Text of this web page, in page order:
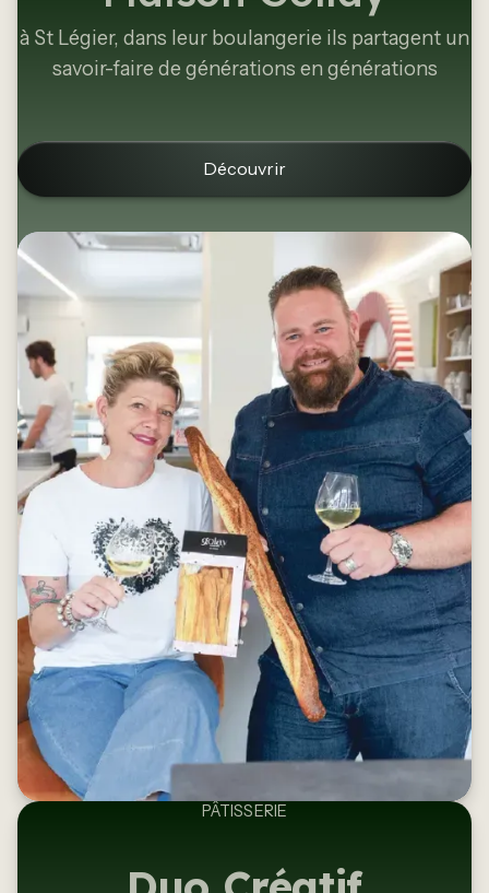
à St Légier, dans leur boulangerie ils partagent un
savoir-faire de générations en générations
Découvrir
PÂTISSERIE